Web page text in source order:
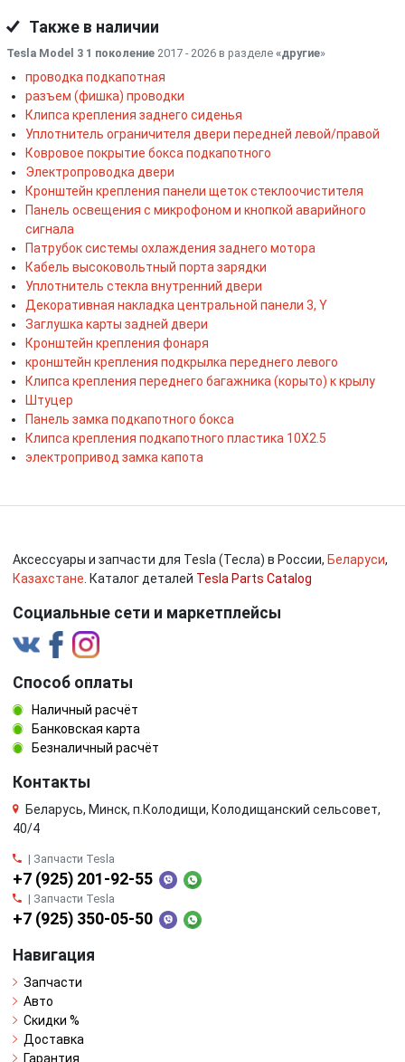
Также в наличии
Tesla Model 3 1 поколение 2017 - 2026 в разделе «другие»
проводка подкапотная
разъем (фишка) проводки
Клипса крепления заднего сиденья
Уплотнитель ограничителя двери передней левой/правой
Ковровое покрытие бокса подкапотного
Электропроводка двери
Кронштейн крепления панели щеток стеклоочистителя
Панель освещения с микрофоном и кнопкой аварийного
сигнала
Патрубок системы охлаждения заднего мотора
Кабель высоковольтный порта зарядки
Уплотнитель стекла внутренний двери
Декоративная накладка центральной панели 3, Y
Заглушка карты задней двери
Кронштейн крепления фонаря
кронштейн крепления подкрылка переднего левого
Клипса крепления переднего багажника (корыто) к крылу
Штуцер
Панель замка подкапотного бокса
Клипса крепления подкапотного пластика 10X2.5
электропривод замка капота
Аксессуары и запчасти для Tesla (Тесла) в России, Беларуси,
Казахстане . Каталог деталей Tesla Parts Catalog
Социальные сети и маркетплейсы
Способ оплаты
Наличный расчёт
Банковская карта
Безналичный расчёт
Контакты
Беларусь, Минск, п.Колодищи, Колодищанский сельсовет,
40/4
| Запчасти Tesla
+7 (925) 201-92-55
| Запчасти Tesla
+7 (925) 350-05-50
Навигация
Запчасти
Авто
Скидки %
Доставка
Гарантия